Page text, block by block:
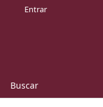
Buscar
Entrar